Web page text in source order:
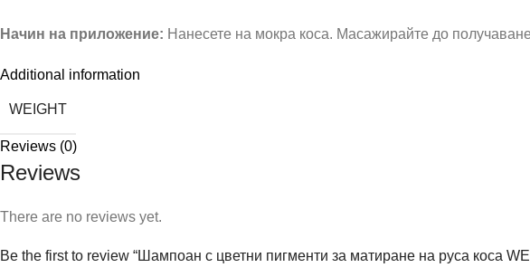
Начин на приложение: Нанесете на мокра коса. Масажирайте до
Additional information
WEIGHT
Reviews (0)
Reviews
There are no reviews yet.
Be the first to review “Шампоан с цветни пигменти за матиране на руса коса